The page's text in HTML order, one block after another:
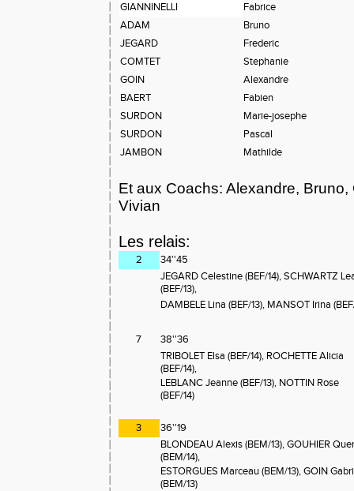
GIANNINELLI
Fabrice
ADAM
Bruno
JEGARD
Frederic
COMTET
Stephanie
GOIN
Alexandre
BAERT
Fabien
SURDON
Marie-josephe
SURDON
Pascal
JAMBON
Mathilde
Et aux Coachs: Alexandre, Bruno,
Vivian
Les relais:
2
34''45
JEGARD Celestine (BEF/14), SCHWARTZ
(BEF/13),
DAMBELE Lina (BEF/13), MANSOT Irina
7
38''36
TRIBOLET Elsa (BEF/14), ROCHETTE Alicia
(BEF/14),
LEBLANC Jeanne (BEF/13), NOTTIN Rose
(BEF/14)
3
36''19
BLONDEAU Alexis (BEM/13), GOUHIER
(BEM/14),
ESTORGUES Marceau (BEM/13), GOIN
(BEM/13)